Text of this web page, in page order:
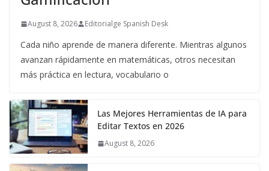
August 8, 2026 Editorialge Spanish Desk
Cada niño aprende de manera diferente. Mientras algunos
avanzan rápidamente en matemáticas, otros necesitan
más práctica en lectura, vocabulario o
Las Mejores Herramientas de IA para
Editar Textos en 2026
August 8, 2026